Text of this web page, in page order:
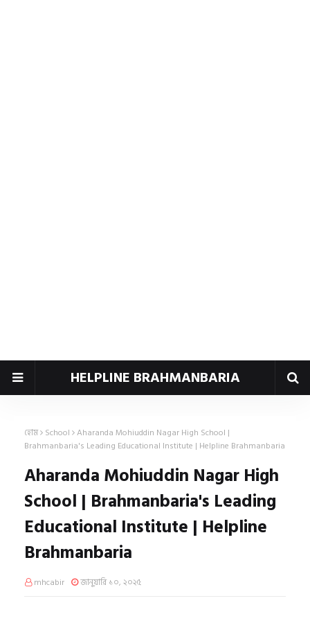
HELPLINE BRAHMANBARIA
হোম School Aharanda Mohiuddin Nagar High School |
Brahmanbaria's Leading Educational Institute | Helpline Brahmanbaria
Aharanda Mohiuddin Nagar High
School | Brahmanbaria's Leading
Educational Institute | Helpline
Brahmanbaria
mhcabir জানুয়ারি ১০, ২০২৫